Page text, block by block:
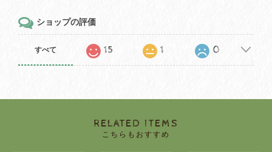
ショップの評価
すべて 15 1 0
RELATED ITEMS
こちらもおすすめ